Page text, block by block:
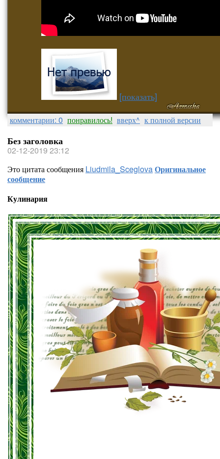
[показать]
комментарии: 0 понравилось! вверх^ к полной версии
Без заголовка
02-12-2019 23:12
Это цитата сообщения Liudmila_SceglovaОригинальное
сообщение
Кулинария